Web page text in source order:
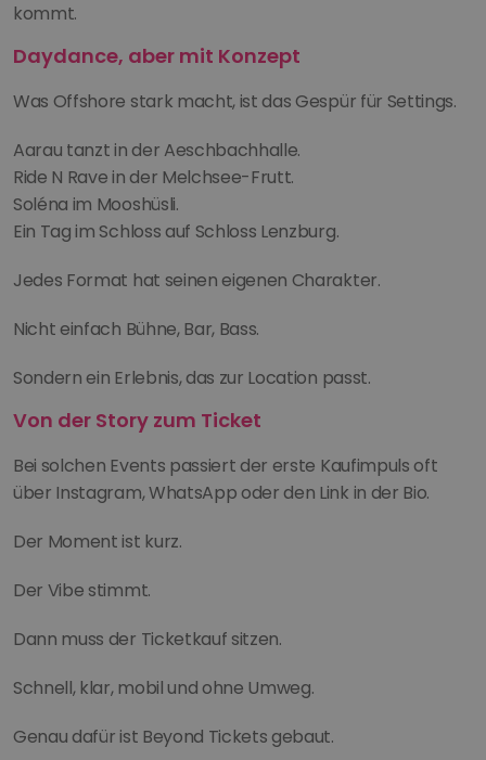
kommt.
Daydance, aber mit Konzept
Was Offshore stark macht, ist das Gespür für Settings.
Aarau tanzt in der Aeschbachhalle.
Ride N Rave in der Melchsee-Frutt.
Soléna im Mooshüsli.
Ein Tag im Schloss auf Schloss Lenzburg.
Jedes Format hat seinen eigenen Charakter.
Nicht einfach Bühne, Bar, Bass.
Sondern ein Erlebnis, das zur Location passt.
Von der Story zum Ticket
Bei solchen Events passiert der erste Kaufimpuls oft
über Instagram, WhatsApp oder den Link in der Bio.
Der Moment ist kurz.
Der Vibe stimmt.
Dann muss der Ticketkauf sitzen.
Schnell, klar, mobil und ohne Umweg.
Genau dafür ist Beyond Tickets gebaut.